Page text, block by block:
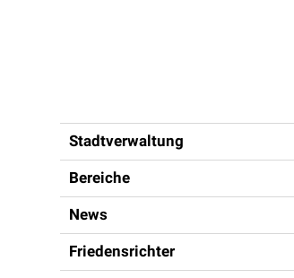
Inhaltsnavigation
Stadtverwaltung
Bereiche
News
Friedensrichter